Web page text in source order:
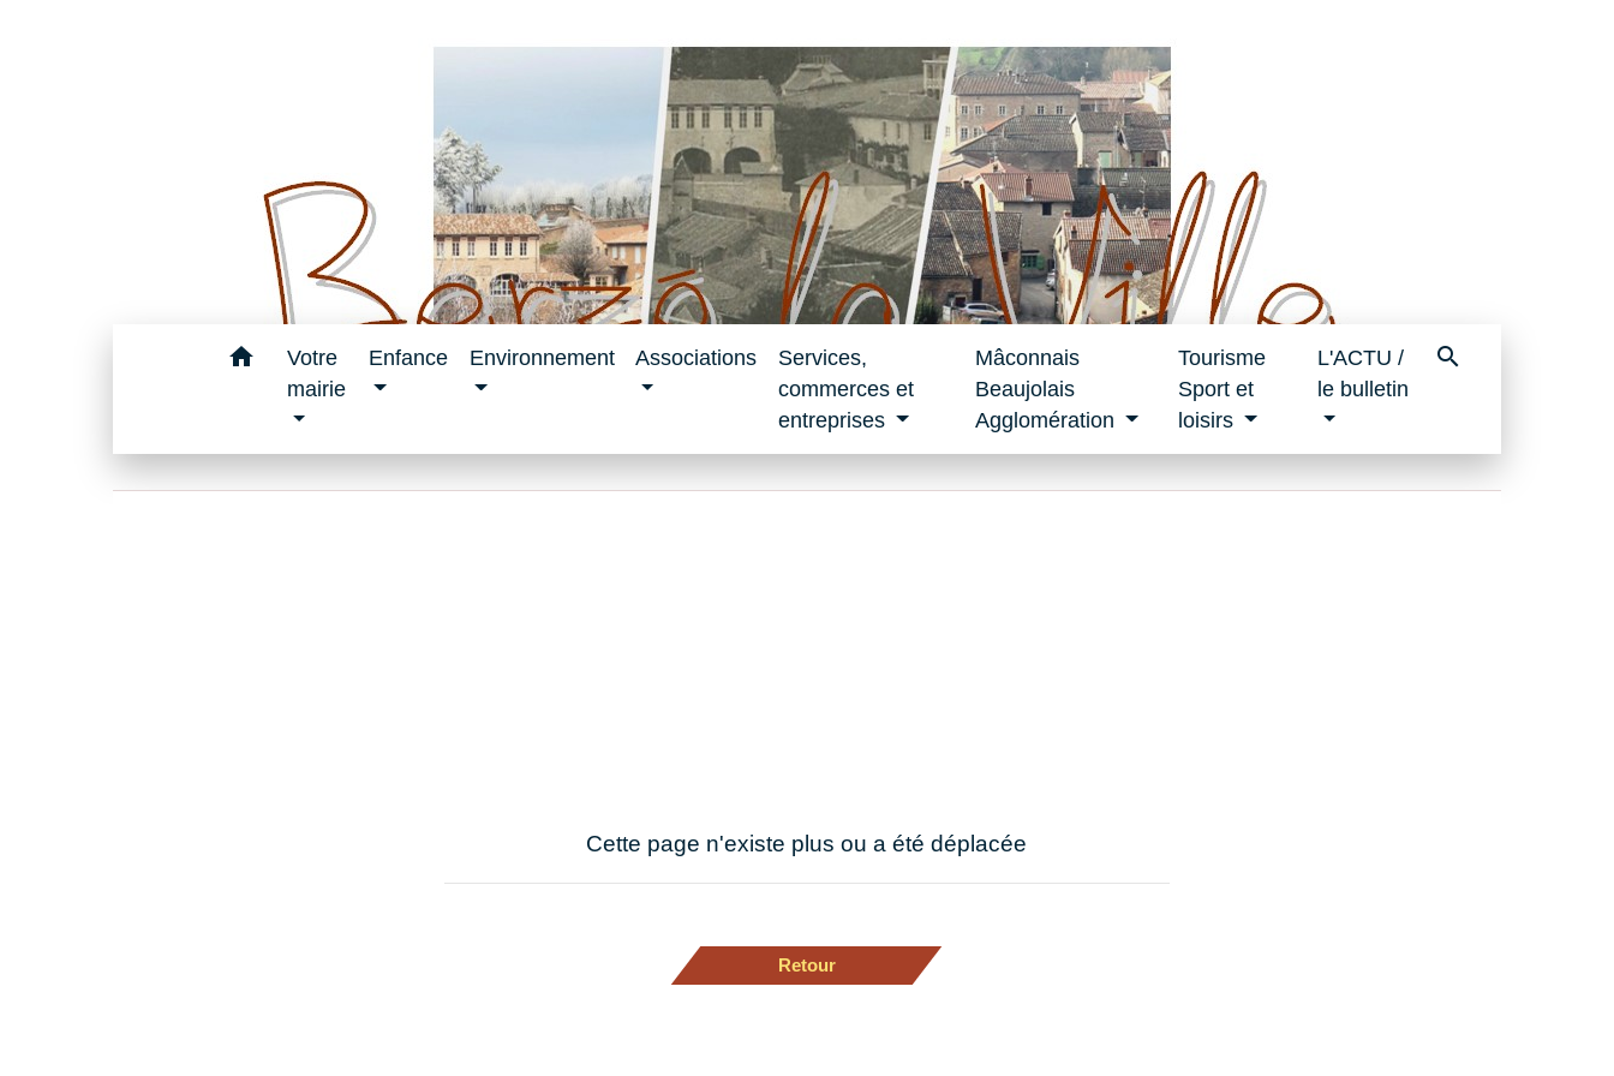
home
Votre
mairie
Enfance Environnement Associations
Services,
commerces et
entreprises
Mâconnais
Beaujolais
Agglomération
Tourisme
Sport et
loisirs
L'ACTU /
le bulletin
search
Cette page n'existe plus ou a été déplacée
Retour